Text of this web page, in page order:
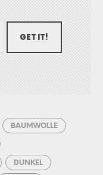
GET IT!
BAUMWOLLE
DUNKEL